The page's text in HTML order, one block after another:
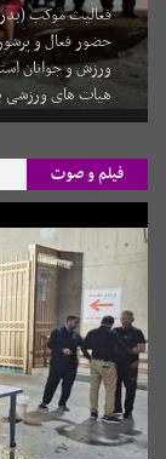
فعالیت موکب
حضور فعال و
ورزش و جوانان
هیات های ورزشی
فیلم و صوت